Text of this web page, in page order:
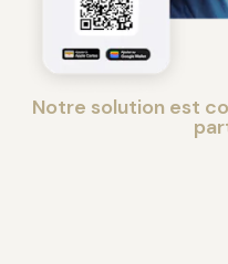
Notre solution est